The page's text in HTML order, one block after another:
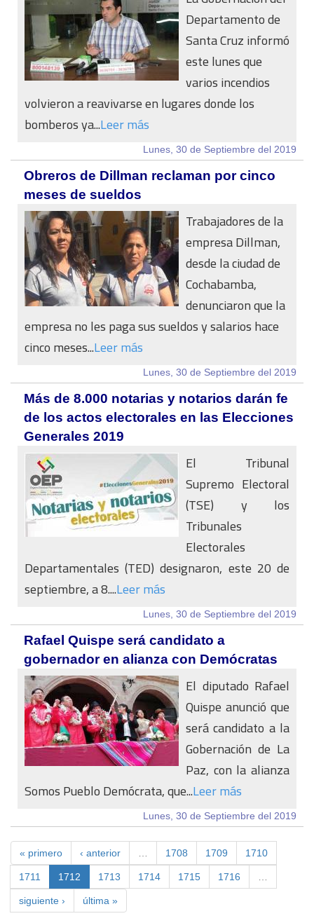
Departamento de
Santa Cruz informó
este lunes que
varios incendios
volvieron a reavivarse en lugares donde los
bomberos ya...Leer más
Lunes, 30 de Septiembre del 2019
Obreros de Dillman reclaman por cinco
meses de sueldos
Trabajadores de la
empresa Dillman,
desde la ciudad de
Cochabamba,
denunciaron que la
empresa no les paga sus sueldos y salarios hace
cinco meses...Leer más
Lunes, 30 de Septiembre del 2019
Más de 8.000 notarias y notarios darán fe
de los actos electorales en las Elecciones
Generales 2019
El Tribunal
Supremo Electoral
(TSE) y los
Tribunales
Electorales
Departamentales (TED) designaron, este 20 de
septiembre, a 8....Leer más
Lunes, 30 de Septiembre del 2019
Rafael Quispe será candidato a
gobernador en alianza con Demócratas
El diputado Rafael
Quispe anunció que
será candidato a la
Gobernación de La
Paz, con la alianza
Somos Pueblo Demócrata, que...Leer más
Lunes, 30 de Septiembre del 2019
« primero ‹ anterior 1708 1709 1710
1711 1712 1713 1714 1715 1716
siguiente › última »